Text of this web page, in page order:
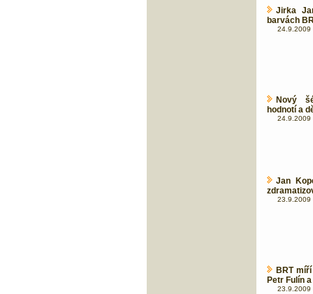
Jirka
barvách
24.9.2009
Nový
hodnotí a
24.9.2009
Jan
23.9.2009
BRT
Petr Fulín
23.9.2009